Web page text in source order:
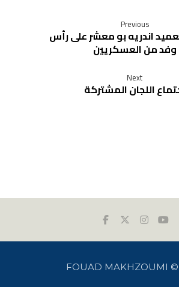
Previous
اندريه بو معشر على رأس
وفد من العسكريين
Next
اللجان المشتركة
FOUAD MAKHZOUMI